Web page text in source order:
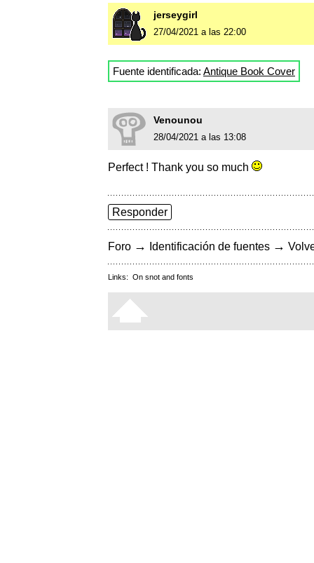
jerseygirl
27/04/2021 a las 22:00
Fuente identificada: Antique Book Cover
Venounou
28/04/2021 a las 13:08
Perfect ! Thank you so much
Responder
Foro → Identificación de fuentes →
Links: On snot and fonts